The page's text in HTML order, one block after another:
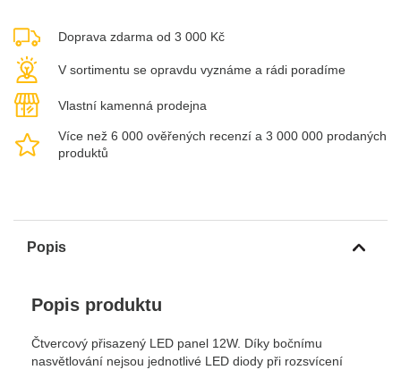
Doprava zdarma od 3 000 Kč
V sortimentu se opravdu vyznáme a rádi poradíme
Vlastní kamenná prodejna
Více než 6 000 ověřených recenzí a 3 000 000 prodaných
produktů
Popis
Popis produktu
Čtvercový přisazený LED panel 12W. Díky bočnímu
nasvětlování nejsou jednotlivé LED diody při rozsvícení